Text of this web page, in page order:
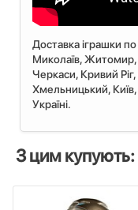
Доставка іграшки
Миколаїв, Житомир,
Черкаси, Кривий
Хмельницький, Київ,
Україні.
З цим купують: